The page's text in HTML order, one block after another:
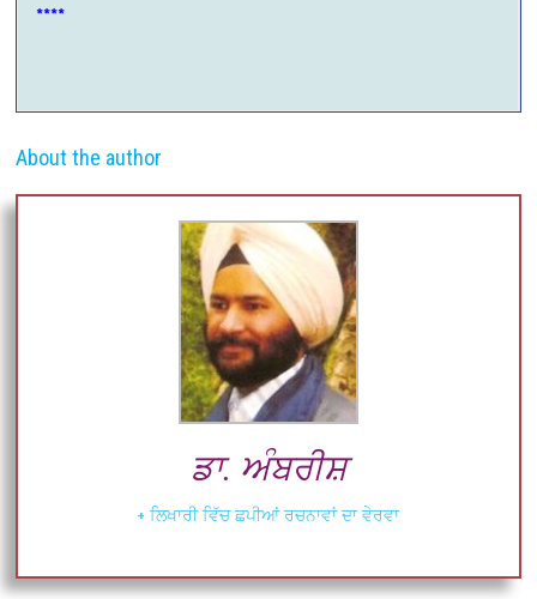
****
About the author
ਡਾ. ਅੰਬਰੀਸ਼
+ ਲਿਖਾਰੀ ਵਿੱਚ ਛਪੀਆਂ ਰਚਨਾਵਾਂ ਦਾ ਵੇਰਵਾ